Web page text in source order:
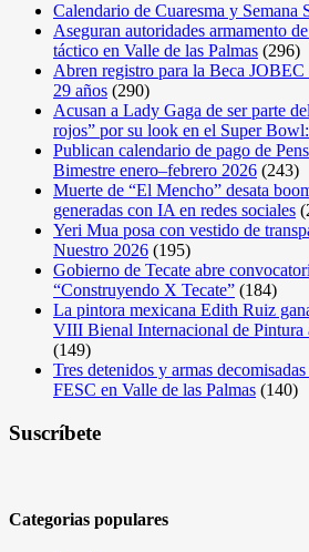
Calendario de Cuaresma y Semana
Aseguran autoridades armamento
táctico en Valle de las Palmas (296)
Abren registro para la Beca
29 años (290)
Acusan a Lady Gaga de ser parte
rojos” por su look en el Super
Publican calendario de pago de
Bimestre enero–febrero 2026 (243)
Muerte de “El Mencho” desata
generadas con IA en redes sociales
Yeri Mua posa con vestido de
Nuestro 2026 (195)
Gobierno de Tecate abre
“Construyendo X Tecate” (184)
La pintora mexicana Edith Ruiz
VIII Bienal Internacional de Pintura
(149)
Tres detenidos y armas
FESC en Valle de las Palmas (140)
Suscríbete
Categorias populares